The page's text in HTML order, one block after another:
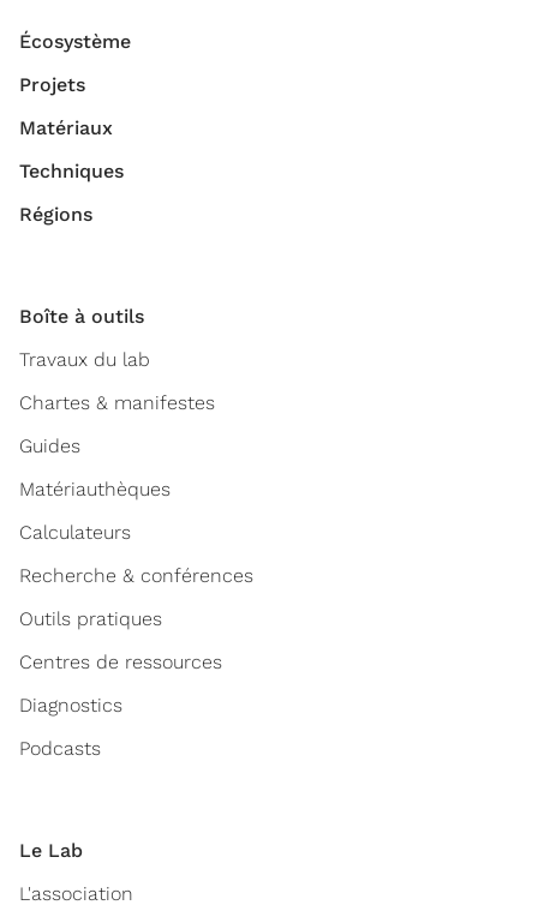
Écosystème
Projets
Matériaux
Techniques
Régions
Boîte à outils
Travaux du lab
Chartes & manifestes
Guides
Matériauthèques
Calculateurs
Recherche & conférences
Outils pratiques
Centres de ressources
Diagnostics
Podcasts
Le Lab
L'association